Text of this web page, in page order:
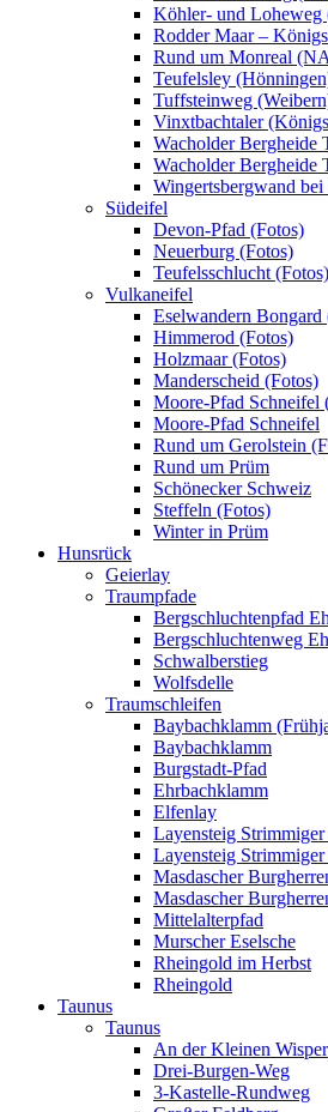
Köhler- und Loheweg
Rodder Maar –
Rund um Monreal
Teufelsley
Tuffsteinweg
Vinxtbachtaler
Wacholder
Wacholder Bergheide
Wingertsbergwand
Südeifel
Devon-Pfad (Fotos)
Neuerburg (Fotos)
Teufelsschlucht (Fotos)
Vulkaneifel
Eselwandern Bongard
Himmerod (Fotos)
Holzmaar (Fotos)
Manderscheid (Fotos)
Moore-Pfad Schneifel
Moore-Pfad Schneifel
Rund um Gerolstein
Rund um Prüm
Schönecker Schweiz
Steffeln (Fotos)
Winter in Prüm
Hunsrück
Geierlay
Traumpfade
Bergschluchtenpfad
Bergschluchtenweg
Schwalberstieg
Wolfsdelle
Traumschleifen
Baybachklamm
Baybachklamm
Burgstadt-Pfad
Ehrbachklamm
Elfenlay
Layensteig
Layensteig
Masdascher
Masdascher
Mittelalterpfad
Murscher Eselsche
Rheingold im Herbst
Rheingold
Taunus
Taunus
An der Kleinen Wisper
Drei-Burgen-Weg
3-Kastelle-Rundweg